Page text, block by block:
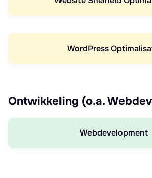
WordPress
Ontwikkeling (o.a.
Webdevelopment